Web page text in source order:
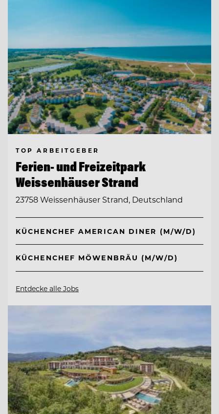
TOP ARBEITGEBER
Ferien- und Freizeitpark
Weissenhäuser Strand
23758 Weissenhäuser Strand, Deutschland
KÜCHENCHEF AMERICAN DINER (M/W/D)
KÜCHENCHEF MÖWENBRÄU (M/W/D)
Entdecke alle Jobs